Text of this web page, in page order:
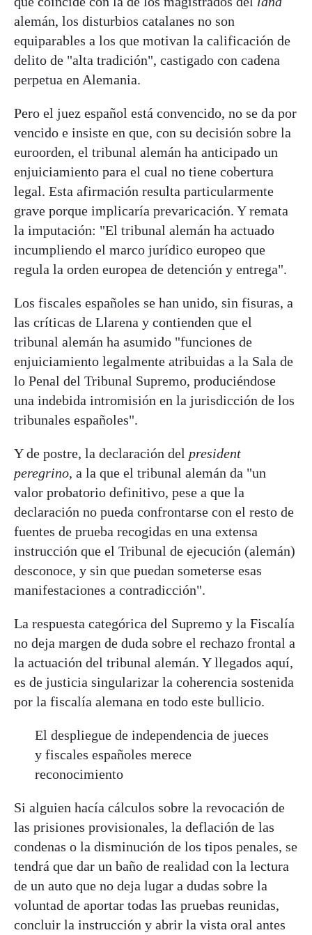
alemán, los disturbios catalanes no son
equiparables a los que motivan la calificación de
delito de "alta tradición", castigado con cadena
perpetua en Alemania.
Pero el juez español está convencido, no se da por
vencido e insiste en que, con su decisión sobre la
euroorden, el tribunal alemán ha anticipado un
enjuiciamiento para el cual no tiene cobertura
legal. Esta afirmación resulta particularmente
grave porque implicaría prevaricación. Y remata
la imputación: "El tribunal alemán ha actuado
incumpliendo el marco jurídico europeo que
regula la orden europea de detención y entrega".
Los fiscales españoles se han unido, sin fisuras, a
las críticas de Llarena y contienden que el
tribunal alemán ha asumido "funciones de
enjuiciamiento legalmente atribuidas a la Sala de
lo Penal del Tribunal Supremo, produciéndose
una indebida intromisión en la jurisdicción de los
tribunales españoles".
Y de postre, la declaración del president
peregrino, a la que el tribunal alemán da "un
valor probatorio definitivo, pese a que la
declaración no pueda confrontarse con el resto de
fuentes de prueba recogidas en una extensa
instrucción que el Tribunal de ejecución (alemán)
desconoce, y sin que puedan someterse esas
manifestaciones a contradicción".
La respuesta categórica del Supremo y la Fiscalía
no deja margen de duda sobre el rechazo frontal a
la actuación del tribunal alemán. Y llegados aquí,
es de justicia singularizar la coherencia sostenida
por la fiscalía alemana en todo este bullicio.
El despliegue de independencia de jueces
y fiscales españoles merece
reconocimiento
Si alguien hacía cálculos sobre la revocación de
las prisiones provisionales, la deflación de las
condenas o la disminución de los tipos penales, se
tendrá que dar un baño de realidad con la lectura
de un auto que no deja lugar a dudas sobre la
voluntad de aportar todas las pruebas reunidas,
concluir la instrucción y abrir la vista oral antes